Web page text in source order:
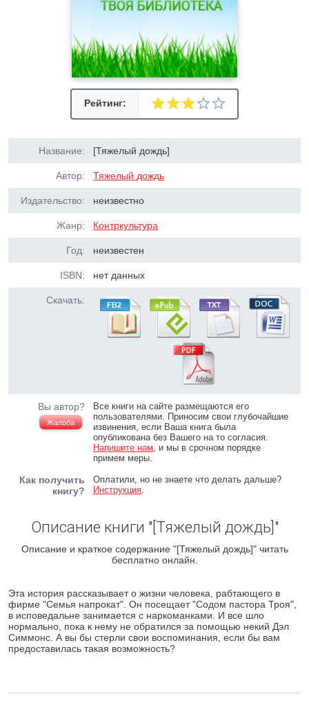
Рейтинг:
Название: [Тяжелый дождь]
Автор: Тяжелый дождь
Издательство: неизвестно
Жанр: Контркультура
Год: неизвестен
ISBN: нет данных
Скачать:
Вы автор?
Жалоба
Все книги на сайте размещаются его
пользователями. Приносим свои глубочайшие
извинения, если Ваша книга была
опубликована без Вашего на то согласия.
Напишите нам, и мы в срочном порядке
примем меры.
Как получить
книгу?
Оплатили, но не знаете что делать дальше?
Инструкция.
Описание книги "[Тяжелый дождь]"
Описание и краткое содержание "[Тяжелый дождь]" читать
бесплатно онлайн.
Эта история рассказывает о жизни человека, рабтающего в
фирме "Семья напрокат". Он посещает "Содом пастора Троя",
в исповедальне занимается с наркоманками. И все шло
нормально, пока к нему не обратился за помощью некий Дэл
Симмонс. А вы бы стерли свои воспоминания, если бы вам
предоставилась такая возможность?